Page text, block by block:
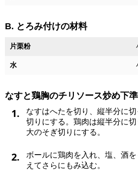
B. とろみ付けの材料
片栗粉
水
なすと鶏胸のチリソース炒め下
1.
なすはへたを切り、縦半分に
切りにする。鶏肉は縦半分に
大のそぎ切りにする。
2.
ボールに鶏肉を入れ、塩、酒
えてさらにもみ込む。